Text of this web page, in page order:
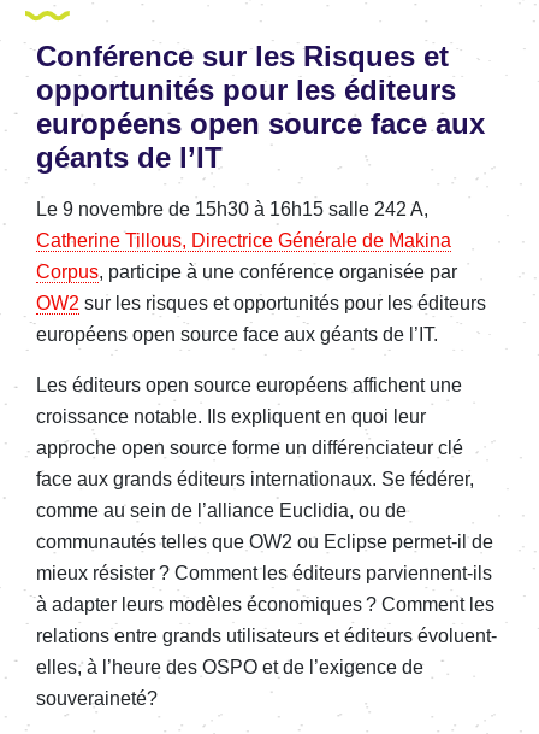
Conférence sur les Risques et
opportunités pour les éditeurs
européens open source face aux
géants de l’IT
Le 9 novembre de 15h30 à 16h15 salle 242 A,
Catherine Tillous, Directrice Générale de Makina
Corpus, participe à une conférence organisée par
OW2 sur les risques et opportunités pour les éditeurs
européens open source face aux géants de l’IT.
Les éditeurs open source européens affichent une
croissance notable. Ils expliquent en quoi leur
approche open source forme un différenciateur clé
face aux grands éditeurs internationaux. Se fédérer,
comme au sein de l’alliance Euclidia, ou de
communautés telles que OW2 ou Eclipse permet-il de
mieux résister ? Comment les éditeurs parviennent-ils
à adapter leurs modèles économiques ? Comment les
relations entre grands utilisateurs et éditeurs évoluent-
elles, à l’heure des OSPO et de l’exigence de
souveraineté?